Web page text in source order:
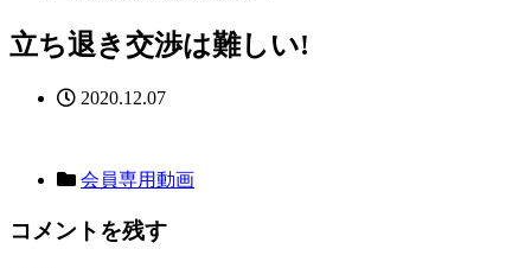
立ち退き交渉は難しい!
2020.12.07
会員専用動画
コメントを残す